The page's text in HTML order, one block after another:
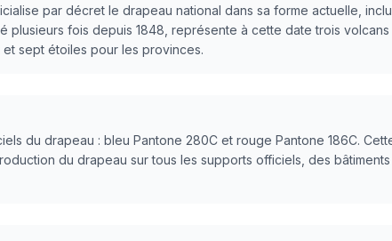
par décret le drapeau national dans sa forme actuelle,
fois depuis 1848, représente à cette date trois volcans
sept étoiles pour les provinces.
du drapeau : bleu Pantone 280C et rouge Pantone 186C.
du drapeau sur tous les supports officiels, des bâtiments